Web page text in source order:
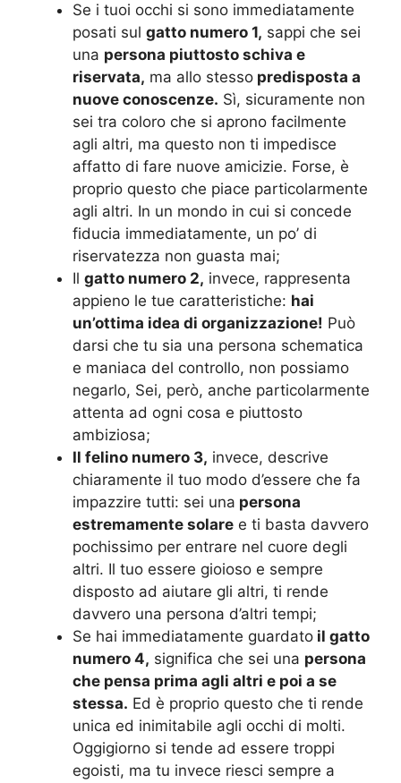
Se i tuoi occhi si sono immediatamente
posati sul gatto numero 1, sappi che sei
una persona piuttosto schiva e
riservata, ma allo stesso predisposta a
nuove conoscenze. Sì, sicuramente non
sei tra coloro che si aprono facilmente
agli altri, ma questo non ti impedisce
affatto di fare nuove amicizie. Forse, è
proprio questo che piace particolarmente
agli altri. In un mondo in cui si concede
fiducia immediatamente, un po’ di
riservatezza non guasta mai;
Il gatto numero 2, invece, rappresenta
appieno le tue caratteristiche: hai
un’ottima idea di organizzazione! Può
darsi che tu sia una persona schematica
e maniaca del controllo, non possiamo
negarlo, Sei, però, anche particolarmente
attenta ad ogni cosa e piuttosto
ambiziosa;
Il felino numero 3, invece, descrive
chiaramente il tuo modo d’essere che fa
impazzire tutti: sei una persona
estremamente solare e ti basta davvero
pochissimo per entrare nel cuore degli
altri. Il tuo essere gioioso e sempre
disposto ad aiutare gli altri, ti rende
davvero una persona d’altri tempi;
Se hai immediatamente guardato il gatto
numero 4, significa che sei una persona
che pensa prima agli altri e poi a se
stessa. Ed è proprio questo che ti rende
unica ed inimitabile agli occhi di molti.
Oggigiorno si tende ad essere troppi
egoisti, ma tu invece riesci sempre a